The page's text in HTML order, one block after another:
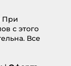
При
с этого
Все